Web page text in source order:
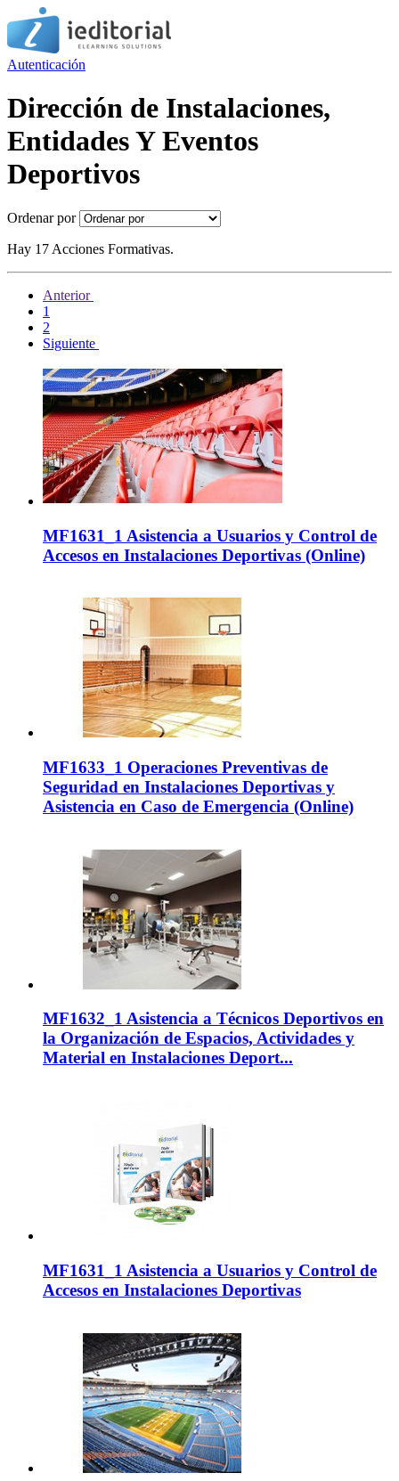
Autenticación
Dirección de Instalaciones,
Entidades Y Eventos
Deportivos
Ordenar por
Hay 17 Acciones Formativas.
Anterior
1
2
Siguiente
MF1631_1 Asistencia a Usuarios y Control de
Accesos en Instalaciones Deportivas (Online)
MF1633_1 Operaciones Preventivas de
Seguridad en Instalaciones Deportivas y
Asistencia en Caso de Emergencia (Online)
MF1632_1 Asistencia a Técnicos Deportivos en
la Organización de Espacios, Actividades y
Material en Instalaciones Deport...
MF1631_1 Asistencia a Usuarios y Control de
Accesos en Instalaciones Deportivas